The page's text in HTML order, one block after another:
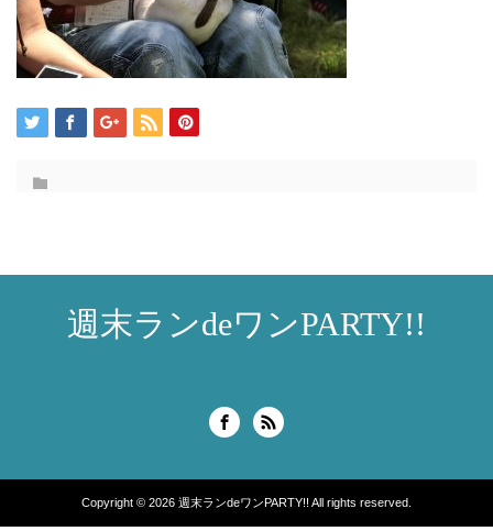
週末ランdeワンPARTY!!
Copyright © 2026 週末ランdeワンPARTY!! All rights reserved.